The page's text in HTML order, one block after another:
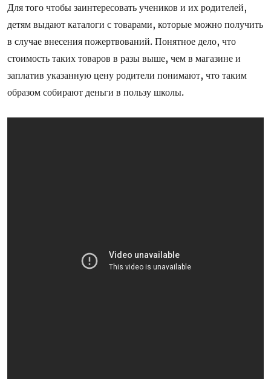
Для того чтобы заинтересовать учеников и их родителей,
детям выдают каталоги с товарами, которые можно получить
в случае внесения пожертвований. Понятное дело, что
стоимость таких товаров в разы выше, чем в магазине и
заплатив указанную цену родители понимают, что таким
образом собирают деньги в пользу школы.